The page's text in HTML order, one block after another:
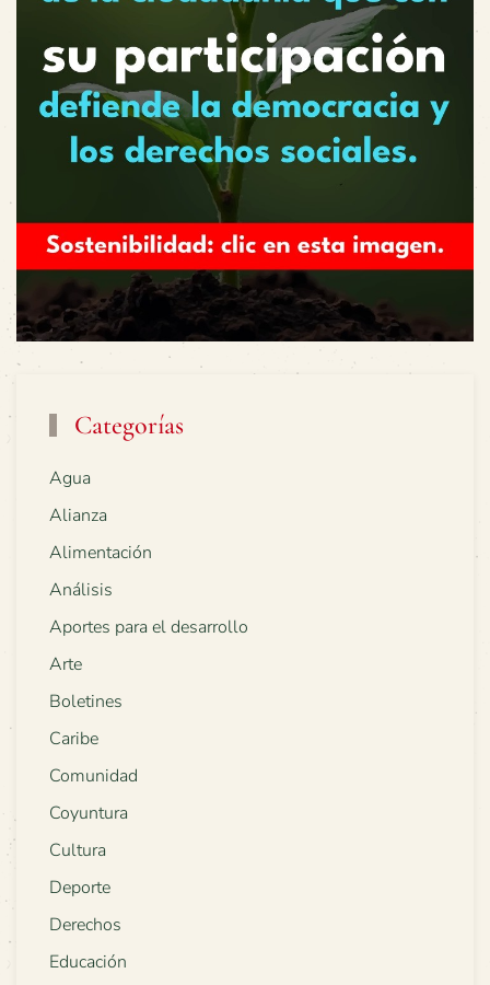
Categorías
Agua
Alianza
Alimentación
Análisis
Aportes para el desarrollo
Arte
Boletines
Caribe
Comunidad
Coyuntura
Cultura
Deporte
Derechos
Educación